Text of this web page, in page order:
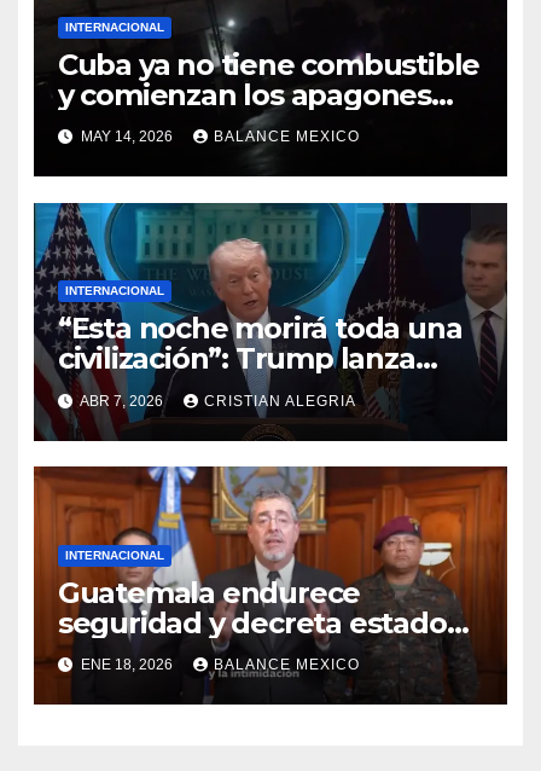
INTERNACIONAL
Cuba ya no tiene combustible
y comienzan los apagones
masivos
MAY 14, 2026 BALANCE MEXICO
INTERNACIONAL
“Esta noche morirá toda una
civilización”: Trump lanza
mensaje sobre Irán
ABR 7, 2026 CRISTIAN ALEGRIA
INTERNACIONAL
Guatemala endurece
seguridad y decreta estado
de sitio por acciones de
maras
ENE 18, 2026 BALANCE MEXICO